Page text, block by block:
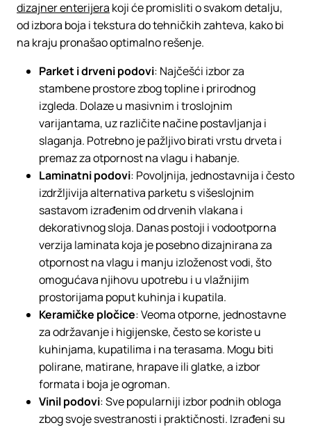
dizajner enterijera koji će promisliti o svakom detalju,
od izbora boja i tekstura do tehničkih zahteva, kako bi
na kraju pronašao optimalno rešenje.
Parket i drveni podovi: Najčešći izbor za
stambene prostore zbog topline i prirodnog
izgleda. Dolaze u masivnim i troslojnim
varijantama, uz različite načine postavljanja i
slaganja. Potrebno je pažljivo birati vrstu drveta i
premaz za otpornost na vlagu i habanje.
Laminatni podovi: Povoljnija, jednostavnija i često
izdržljivija alternativa parketu s višeslojnim
sastavom izrađenim od drvenih vlakana i
dekorativnog sloja. Danas postoji i vodootporna
verzija laminata koja je posebno dizajnirana za
otpornost na vlagu i manju izloženost vodi, što
omogućava njihovu upotrebu i u vlažnijim
prostorijama poput kuhinja i kupatila.
Keramičke pločice: Veoma otporne, jednostavne
za održavanje i higijenske, često se koriste u
kuhinjama, kupatilima i na terasama. Mogu biti
polirane, matirane, hrapave ili glatke, a izbor
formata i boja je ogroman.
Vinil podovi: Sve popularniji izbor podnih obloga
zbog svoje svestranosti i praktičnosti. Izrađeni su